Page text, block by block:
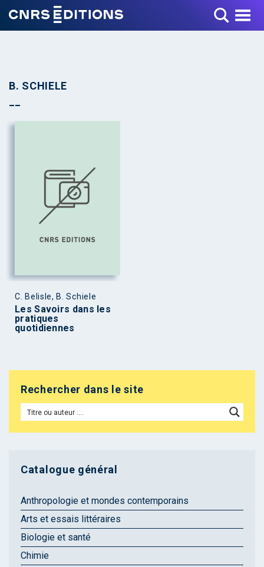
Toggle Menu
B. SCHIELE
C. Belisle, B. Schiele
Les Savoirs dans les
pratiques
quotidiennes
Rechercher dans le site
Catalogue général
Anthropologie et mondes contemporains
Arts et essais littéraires
Biologie et santé
Chimie